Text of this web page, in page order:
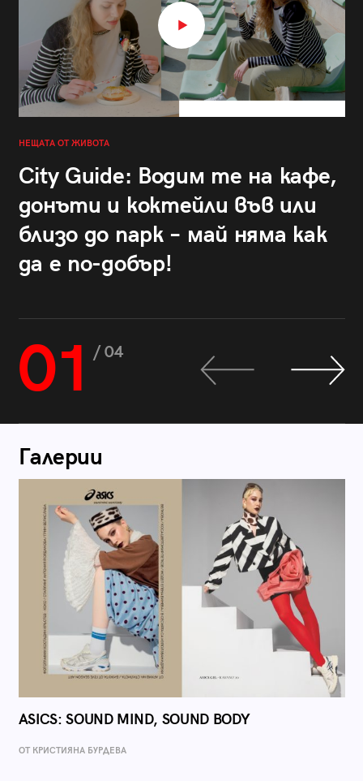
НЕЩАТА ОТ ЖИВОТА
City Guide: Водим те на кафе,
донъти и коктейли във или
близо до парк – май няма как
да е по-добър!
01 / 04
Галерии
ASICS: SOUND MIND, SOUND BODY
ОТ КРИСТИЯНА БУРДЕВА